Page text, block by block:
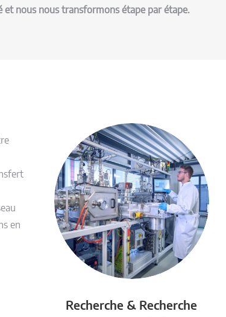
et nous nous transformons étape par étape.
en
Recherche & Recherche